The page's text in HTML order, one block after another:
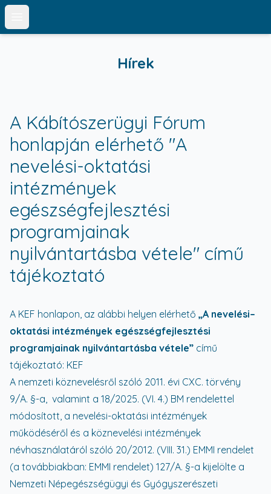
Open main menu
Hírek
A Kábítószerügyi Fórum
honlapján elérhető "A
nevelési-oktatási
intézmények
egészségfejlesztési
programjainak
nyilvántartásba vétele" című
tájékoztató
A KEF honlapon, az alábbi helyen elérhető „A nevelési–
oktatási intézmények egészségfejlesztési
programjainak nyilvántartásba vétele” című
tájékoztató: KEF
A nemzeti köznevelésről szóló 2011. évi CXC. törvény
9/A. §-a, valamint a 18/2025. (VI. 4.) BM rendelettel
módosított, a nevelési-oktatási intézmények
működéséről és a köznevelési intézmények
névhasználatáról szóló 20/2012. (VIII. 31.) EMMI rendelet
(a továbbiakban: EMMI rendelet) 127/A. §-a kijelölte a
Nemzeti Népegészségügyi és Gyógyszerészeti